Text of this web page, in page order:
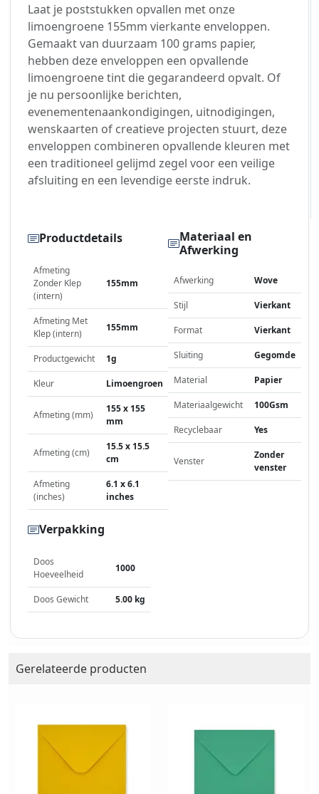
Laat je poststukken opvallen met onze
limoengroene 155mm vierkante enveloppen.
Gemaakt van duurzaam 100 grams papier,
hebben deze enveloppen een opvallende
limoengroene tint die gegarandeerd opvalt. Of
je nu persoonlijke berichten,
evenementenaankondigingen, uitnodigingen,
wenskaarten of creatieve projecten stuurt, deze
enveloppen combineren opvallende kleuren met
een traditioneel gelijmd zegel voor een veilige
afsluiting en een levendige eerste indruk.
Productdetails
Afmeting
Zonder Klep
(intern)
155mm
Afmeting Met
Klep (intern)
155mm
Productgewicht 1g
Kleur Limoengroen
Afmeting (mm)
155 x 155
mm
Afmeting (cm)
15.5 x 15.5
cm
Afmeting
(inches)
6.1 x 6.1
inches
Materiaal en
Afwerking
Afwerking Wove
Stijl Vierkant
Format Vierkant
Sluiting Gegomde
Material Papier
Materiaalgewicht 100Gsm
Recyclebaar Yes
Venster
Zonder
venster
Verpakking
Doos
Hoeveelheid
1000
Doos Gewicht 5.00 kg
Gerelateerde producten